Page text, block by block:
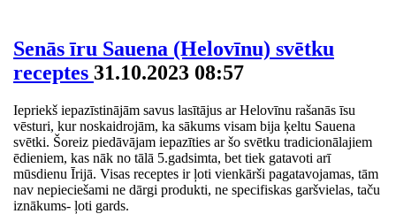
Senās īru Sauena (Helovīnu) svētku
receptes 31.10.2023 08:57
Iepriekš iepazīstinājām savus lasītājus ar Helovīnu rašanās īsu
vēsturi, kur noskaidrojām, ka sākums visam bija ķeltu Sauena
svētki. Šoreiz piedāvājam iepazīties ar šo svētku tradicionālajiem
ēdieniem, kas nāk no tālā 5.gadsimta, bet tiek gatavoti arī
mūsdienu Īrijā. Visas receptes ir ļoti vienkārši pagatavojamas, tām
nav nepieciešami ne dārgi produkti, ne specifiskas garšvielas, taču
iznākums- ļoti gards.